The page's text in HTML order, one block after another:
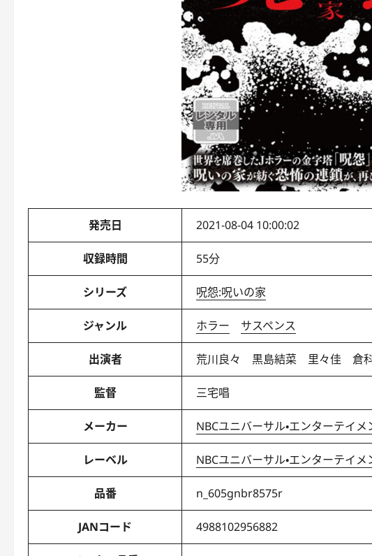
発売日 2021-08-04 10:00:02
収録時間 55分
シリーズ 呪怨:呪いの家
ジャンル ホラー サスペンス
出演者 荒川良々 黒島結菜 里々佳 倉
監督 三宅唱
メーカー NBCユニバーサル・エンターテイ
レーベル NBCユニバーサル・エンターテイ
品番 n_605gnbr8575r
JANコード 4988102956882